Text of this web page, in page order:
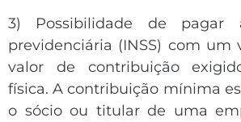
3) Possibilidade de pagar
previdenciária (INSS) com um
valor de contribuição
física. A contribuição mínima
o sócio ou titular de uma